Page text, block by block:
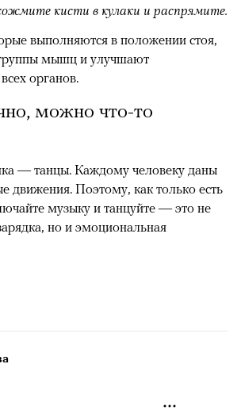
кисти в кулаки и распрямите.
выполняются в положении стоя,
мышц и улучшают
органов.
можно что-то
— танцы. Каждому человеку даны
движения. Поэтому, как только есть
музыку и танцуйте — это не
но и эмоциональная